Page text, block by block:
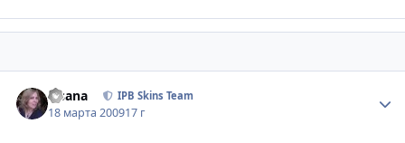
Fisana IPB Skins Team
18 марта 200917 г